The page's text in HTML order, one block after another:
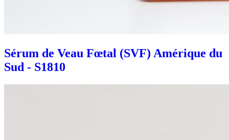
Sérum de Veau Fœtal (SVF) Amérique du
Sud - S1810